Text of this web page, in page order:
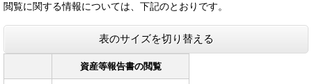
閲覧に関する情報については、下記のとおりです。
表のサイズを切り替える
資産等報告書の閲覧